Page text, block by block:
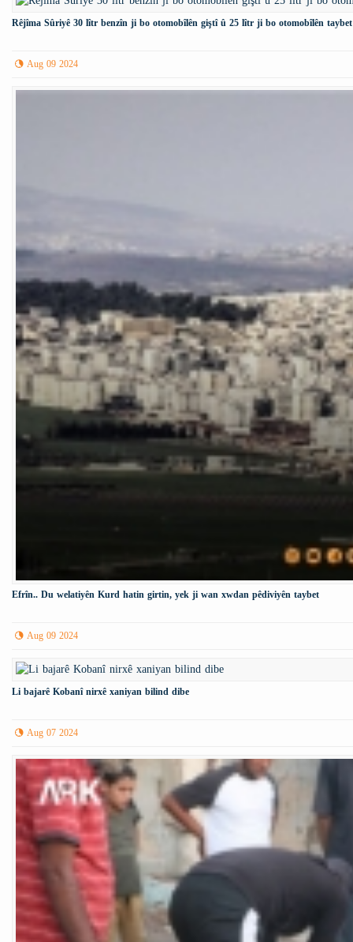
Rêjîma Sûriyê 30 lîtr benzîn ji bo otomobîlên giştî û 25 lîtr ji bo otomobîlên
Aug 09 2024
Efrîn.. Du welatiyên Kurd hatin girtin, yek ji wan xwdan pêdiviyên taybet
Aug 09 2024
Li bajarê Kobanî nirxê xaniyan bilind dibe
Aug 07 2024